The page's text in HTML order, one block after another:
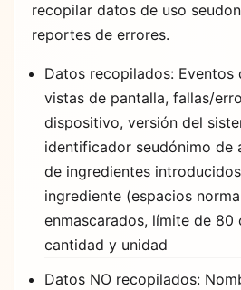
recopilar datos de uso
reportes de errores.
Datos recopilados: Eventos
vistas de pantalla, fallas/
dispositivo, versión del
identificador seudónimo de
de ingredientes
ingrediente (espacios
enmascarados, límite de 80
cantidad y unidad
Datos NO recopilados: